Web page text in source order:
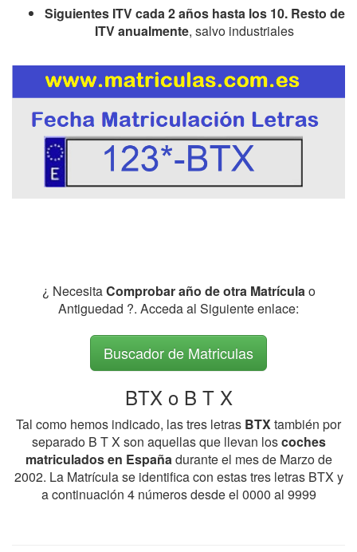
Siguientes ITV cada 2 años hasta los 10. Resto de
ITV anualmente, salvo industriales
¿ NecesitaComprobar año de otra Matrículao
Antiguedad ?. Acceda al Siguiente enlace:
Buscador de Matriculas
BTX o B T X
Tal como hemos indicado, las tres letras BTXtambién por
separado B T X son aquellas que llevan loscoches
matriculados en Españadurante el mes de Marzo de
2002. La Matrícula se identifica con estas tres letras BTX y
a continuación 4 números desde el 0000 al 9999